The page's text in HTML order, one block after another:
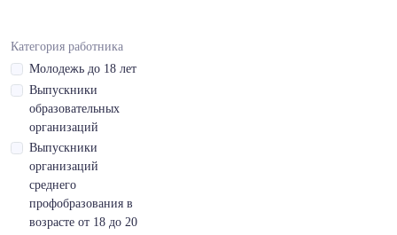
Вьетнамский,средний
- B,чтение
профессиональной
литературы
Дисциплинированность
Допуск на
перевозку
Категория работника
Молодежь до 18 лет
Выпускники
образовательных
организаций
Выпускники
организаций
среднего
профобразования в
возрасте от 18 до 20